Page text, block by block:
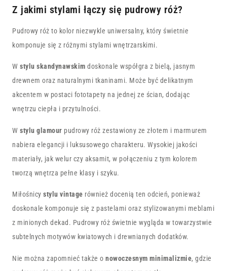
Z jakimi stylami łączy się pudrowy róż?
Pudrowy róż to kolor niezwykle uniwersalny, który świetnie
komponuje się z różnymi stylami wnętrzarskimi.
W stylu skandynawskim doskonale współgra z bielą, jasnym
drewnem oraz naturalnymi tkaninami. Może być delikatnym
akcentem w postaci fototapety na jednej ze ścian, dodając
wnętrzu ciepła i przytulności.
W stylu glamour pudrowy róż zestawiony ze złotem i marmurem
nabiera elegancji i luksusowego charakteru. Wysokiej jakości
materiały, jak welur czy aksamit, w połączeniu z tym kolorem
tworzą wnętrza pełne klasy i szyku.
Miłośnicy stylu vintage również docenią ten odcień, ponieważ
doskonale komponuje się z pastelami oraz stylizowanymi meblami
z minionych dekad. Pudrowy róż świetnie wygląda w towarzystwie
subtelnych motywów kwiatowych i drewnianych dodatków.
Nie można zapomnieć także o nowoczesnym minimalizmie, gdzie